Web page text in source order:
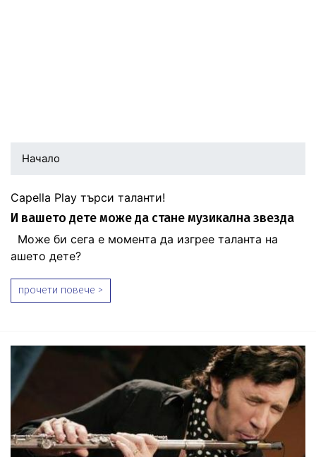
Начало
Capella Play търси таланти!
И вашето дете може да стане музикална звезда
Може би сега е момента да изгрее таланта на
ашето дете?
прочети повече >